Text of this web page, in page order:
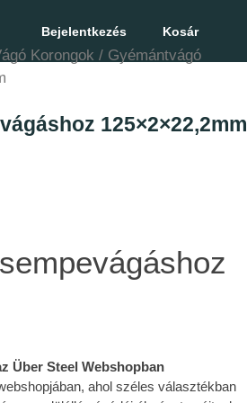
Bejelentkezés Kosár
Korongok / Gyémántvágó
125×2×22,2mm
Über Steel Webshopban
ahol széles választékban